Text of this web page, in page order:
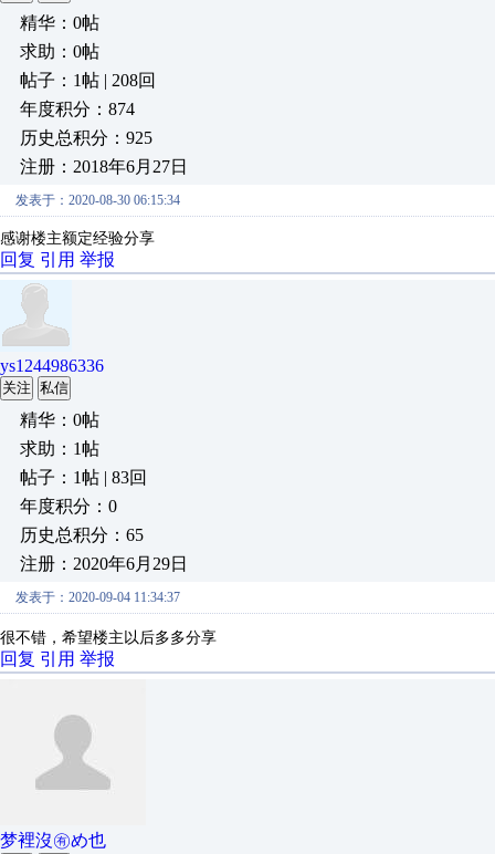
精华：0帖
求助：0帖
帖子：1帖 | 208回
年度积分：874
历史总积分：925
注册：2018年6月27日
发表于：2020-08-30 06:15:34
感谢楼主额定经验分享
回复 引用 举报
ys1244986336
关注 私信
精华：0帖
求助：1帖
帖子：1帖 | 83回
年度积分：0
历史总积分：65
注册：2020年6月29日
发表于：2020-09-04 11:34:37
很不错，希望楼主以后多多分享
回复 引用 举报
梦裡沒㊒め也